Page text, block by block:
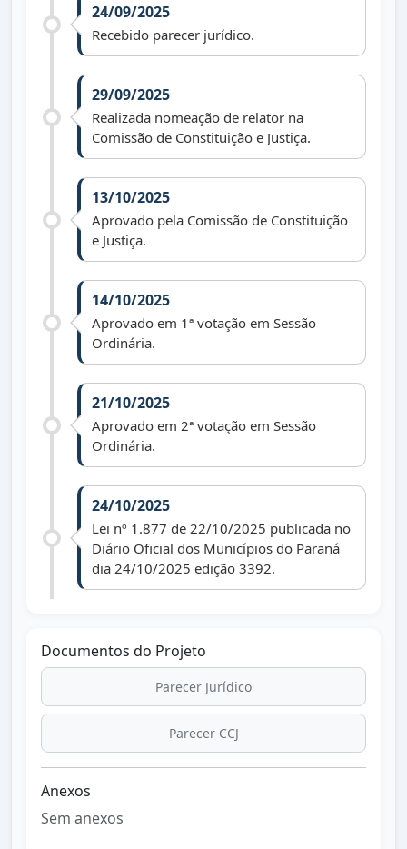
24/09/2025
Recebido parecer jurídico.
29/09/2025
Realizada nomeação de relator na
Comissão de Constituição e Justiça.
13/10/2025
Aprovado pela Comissão de Constituição
e Justiça.
14/10/2025
Aprovado em 1ª votação em Sessão
Ordinária.
21/10/2025
Aprovado em 2ª votação em Sessão
Ordinária.
24/10/2025
Lei nº 1.877 de 22/10/2025 publicada no
Diário Oficial dos Municípios do Paraná
dia 24/10/2025 edição 3392.
Documentos do Projeto
Parecer Jurídico
Parecer CCJ
Anexos
Sem anexos